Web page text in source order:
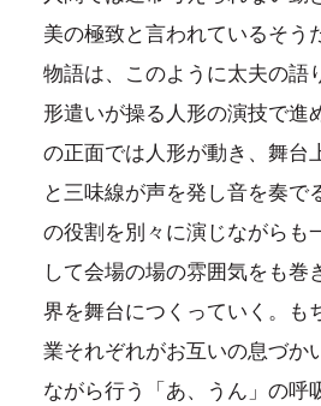
美の極致と言われているそう
物語は、このように太夫の語
形遣いが操る人形の演技で進
の正面では人形が動き、舞台
と三味線が声を発し音を奏で
の役割を別々に演じながらも
して会場の場の雰囲気をも巻
界を舞台につくっていく。も
業それぞれがお互いの息づか
ながら行う「あ、うん」の呼